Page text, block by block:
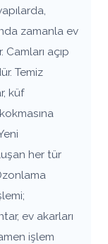
zamanla ev
açıp
Temiz
küf
her tür
ev akarları
işlem